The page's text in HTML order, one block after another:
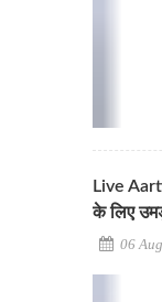
Live
के लिए
06